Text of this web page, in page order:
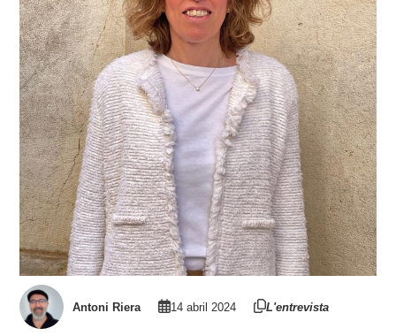
Antoni Riera 14 abril 2024 L'entrevista